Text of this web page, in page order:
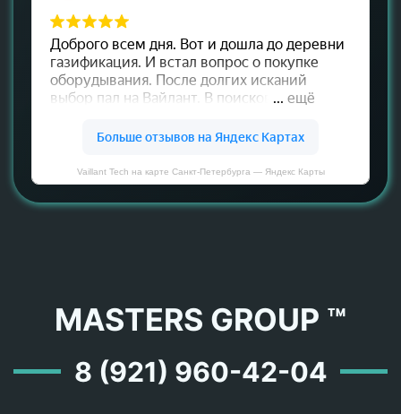
Vaillant Tech на карте Санкт‑Петербурга — Яндекс Карты
MASTERS GROUP ™
8 (921) 960-42-04